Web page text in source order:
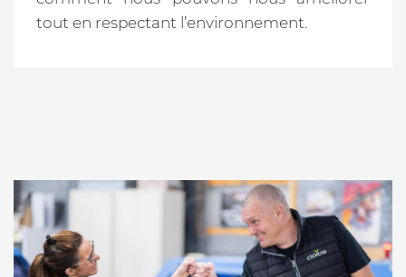
tout en respectant l’environnement.